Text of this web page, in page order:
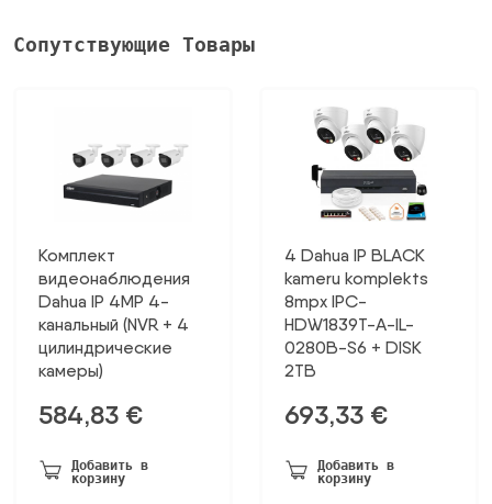
Сопутствующие Товары
Комплект
видеонаблюдения
Dahua IP 4MP 4-
канальный (NVR + 4
цилиндрические
камеры)
584,83 €
Добавить в
корзину
4 Dahua IP BLACK
kameru komplekts
8mpx IPC-
HDW1839T-A-IL-
0280B-S6 + DISK
2TB
693,33 €
Добавить в
корзину